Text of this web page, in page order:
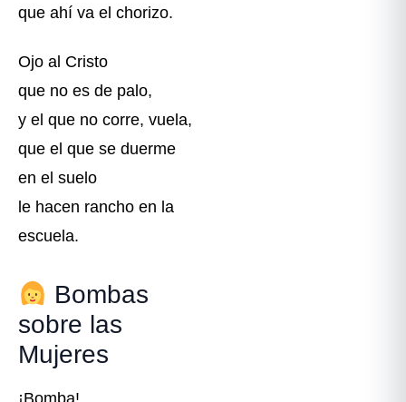
que ahí va el chorizo.
Ojo al Cristo
que no es de palo,
y el que no corre, vuela,
que el que se duerme
en el suelo
le hacen rancho en la
escuela.
Bombas
sobre las
Mujeres